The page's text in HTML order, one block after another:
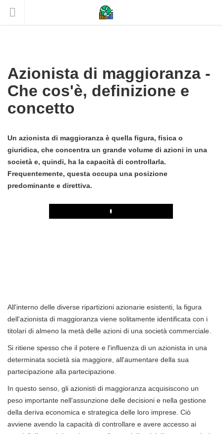
Azionista di maggioranza -
Che cos'è, definizione e
concetto
Un azionista di maggioranza è quella figura, fisica o
giuridica, che concentra un grande volume di azioni in una
società e, quindi, ha la capacità di controllarla.
Frequentemente, questa occupa una posizione
predominante e direttiva.
Play
All'interno delle diverse ripartizioni azionarie esistenti, la figura
dell'azionista di maggioranza viene solitamente identificata con i
titolari di almeno la metà delle azioni di una società commerciale.
Si ritiene spesso che il potere e l'influenza di un azionista in una
determinata società sia maggiore, all'aumentare della sua
partecipazione alla partecipazione.
In questo senso, gli azionisti di maggioranza acquisiscono un
peso importante nell'assunzione delle decisioni e nella gestione
della deriva economica e strategica delle loro imprese. Ciò
avviene avendo la capacità di controllare e avere accesso ai